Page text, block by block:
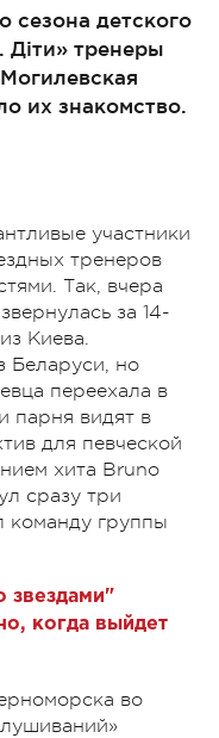
сезона детского
Діти» тренеры
их знакомство.
участники
тренеров
Так, вчера
за 14-
Киева.
Беларуси, но
переехала в
парня видят в
для певческой
хита Bruno
сразу три
команду группы
звездами"
когда выйдет
во